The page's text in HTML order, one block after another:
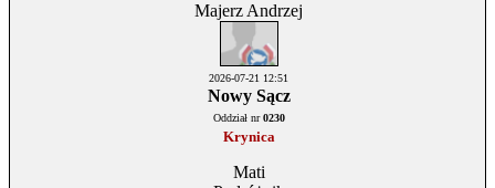
Majerz Andrzej
2026-07-21 12:51
Nowy Sącz
Oddział nr0230
Krynica
Mati